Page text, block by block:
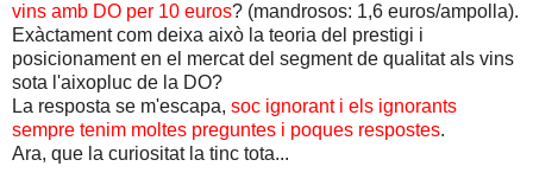
vins amb DO per 10 euros? (mandrosos: 1,6 euros/ampolla).
Exàctament com deixa això la teoria del prestigi i
posicionament en el mercat del segment de qualitat als vins
sota l'aixopluc de la DO?
La resposta se m'escapa, soc ignorant i els ignorants
sempre tenim moltes preguntes i poques respostes.
Ara, que la curiositat la tinc tota...